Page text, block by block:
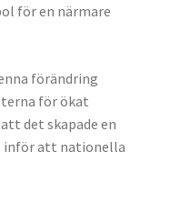
för en närmare
förändring
för ökat
det skapade en
inför att nationella